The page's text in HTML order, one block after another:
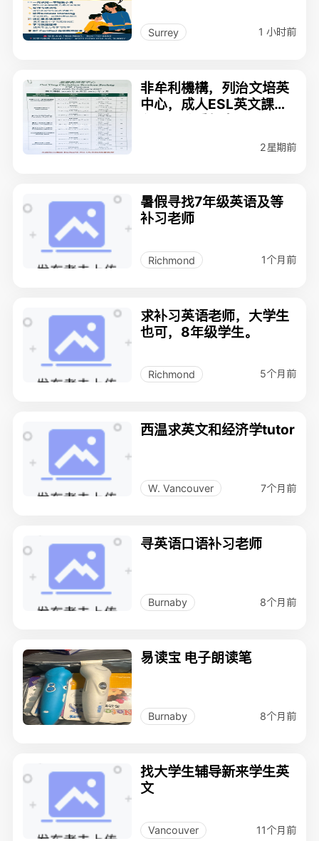
Surrey 1 小时前
非牟利機構，列治文培英
中心，成人ESL英文課
2星期前
暑假寻找7年级英语及等
补习老师
Richmond 1个月前
求补习英语老师，大学生
也可，8年级学生。
Richmond 5个月前
西温求英文和经济学tutor
W. Vancouver 7个月前
寻英语口语补习老师
Burnaby 8个月前
易读宝 电子朗读笔
Burnaby 8个月前
找大学生辅导新来学生英
文
Vancouver 11个月前